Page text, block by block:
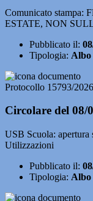
Comunicato
ESTATE, NON
Pubblicato il:
Tipologia: Albo
Protocollo 15793/
Circolare del 08/
USB Scuola: apertura
Utilizzazioni
Pubblicato il:
Tipologia: Albo